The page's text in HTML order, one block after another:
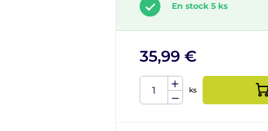
En stock 5 ks
35,99 €
ks